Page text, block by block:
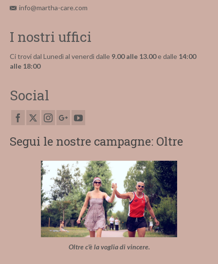
info@martha-care.com
I nostri uffici
Ci trovi dal Lunedì al venerdì dalle 9.00 alle 13.00e dalle 14:00
alle 18:00
Social
Segui le nostre campagne: Oltre
Oltre c'è la voglia di vincere.